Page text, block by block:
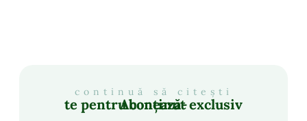
continuă să citești
Abonează-te pentru conținut exclusiv